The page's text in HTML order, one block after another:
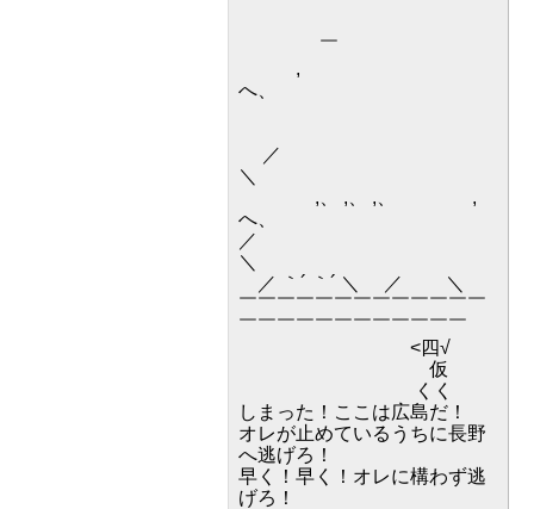
￣
,
へ、
／
＼
,、 ,、 ,、 ,
へ、
／
＼
／ ｀´ ｀´ ＼ ／ ＼
￣￣￣￣￣￣￣￣￣￣￣￣￣
￣￣￣￣￣￣￣￣￣￣￣￣
<四√
仮
くく
しまった！ここは広島だ！
オレが止めているうちに長野
へ逃げろ！
早く！早く！オレに構わず逃
げろ！